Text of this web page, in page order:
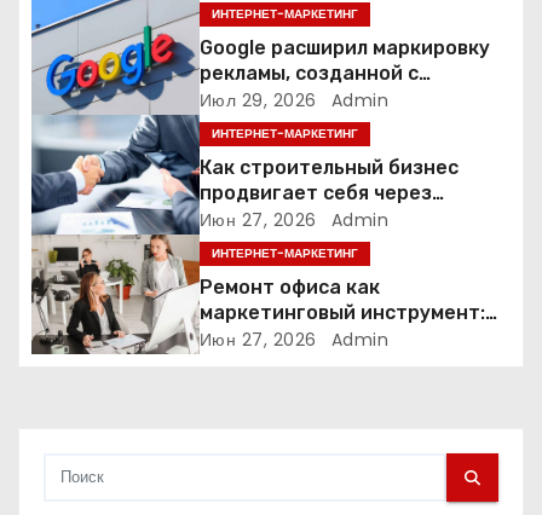
п
о
з
а
п
и
с
ИНТЕРНЕТ-МАРКЕТИНГ
Google расширил маркировку
рекламы, созданной с
помощью искусственного
интеллекта
Июл 29, 2026 Admin
ИНТЕРНЕТ-МАРКЕТИНГ
Как строительный бизнес
продвигает себя через
контент: кейс кровельных
компаний
Июн 27, 2026 Admin
ИНТЕРНЕТ-МАРКЕТИНГ
Ремонт офиса как
маркетинговый инструмент:
почему физическое
Июн 27, 2026 Admin